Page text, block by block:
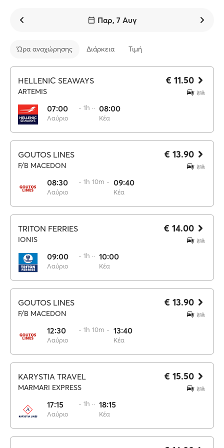
Παρ, 7 Αυγ
Ώρα αναχώρησης Διάρκεια Τιμή
HELLENIC SEAWAYS
ARTEMIS
07:00
Λαύριο
·· 1h ·· 08:00
Κέα
€ 11.50
GOUTOS LINES
F/B MACEDON
08:30
Λαύριο
·· 1h 10m ·· 09:40
Κέα
€ 13.90
TRITON FERRIES
IONIS
09:00
Λαύριο
·· 1h ·· 10:00
Κέα
€ 14.00
GOUTOS LINES
F/B MACEDON
12:30
Λαύριο
·· 1h 10m ·· 13:40
Κέα
€ 13.90
KARYSTIA TRAVEL
MARMARI EXPRESS
17:15
Λαύριο
·· 1h ·· 18:15
Κέα
€ 15.50